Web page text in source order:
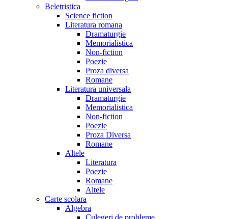
Beletristica
Science fiction
Literatura romana
Dramaturgie
Memorialistica
Non-fiction
Poezie
Proza diversa
Romane
Literatura universala
Dramaturgie
Memorialistica
Non-fiction
Poezie
Proza Diversa
Romane
Altele
Literatura
Poezie
Romane
Altele
Carte scolara
Algebra